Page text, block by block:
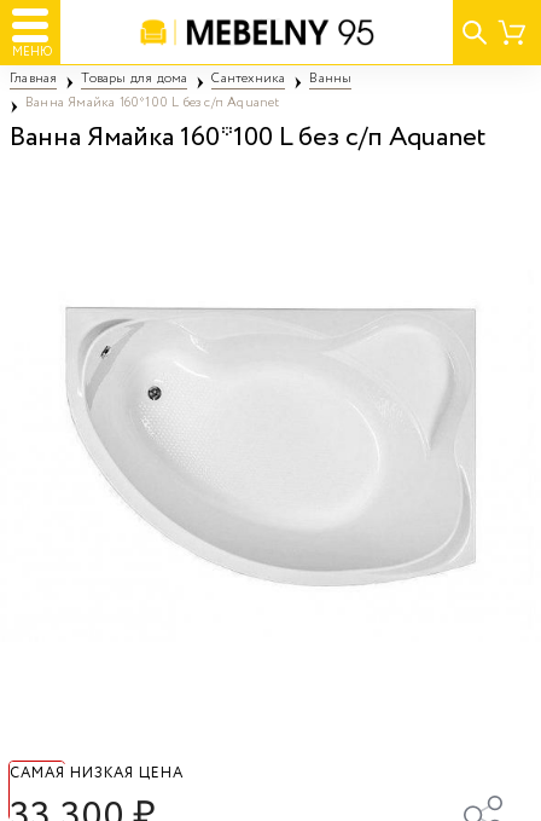
МЕНЮ
Главная Товары для дома Сантехника
Ванны
Ванна Ямайка 160*100 L без с/п Aquanet
Ванна Ямайка 160*100 L без с/п Aquanet
САМАЯ НИЗКАЯ ЦЕНА